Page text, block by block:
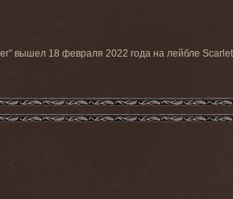
вышел 18 февраля 2022 года на лейбле